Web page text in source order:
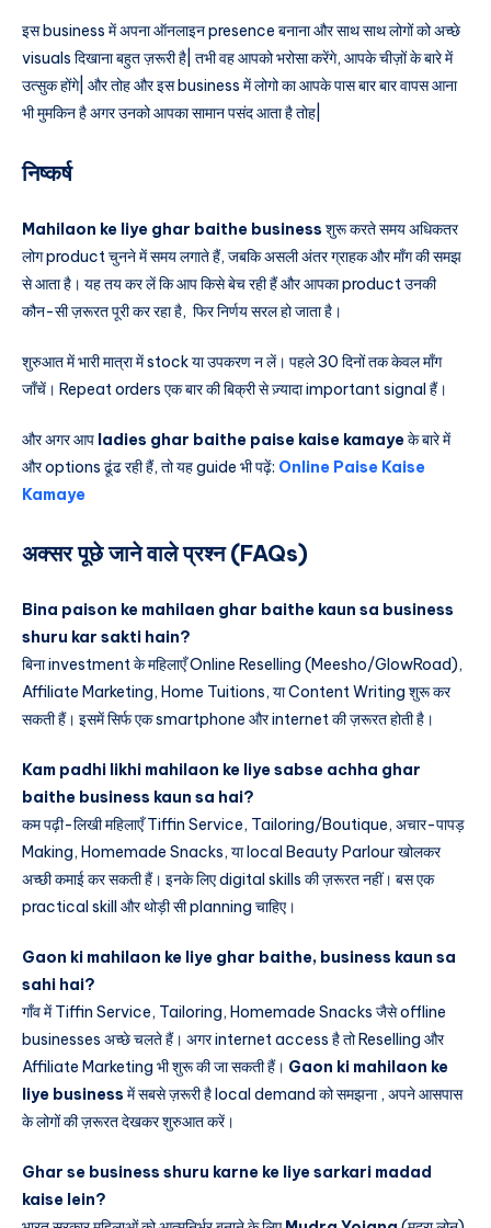
इस business में अपना ऑनलाइन presence बनाना और साथ साथ लोगों को अच्छे
visuals दिखाना बहुत ज़रूरी है| तभी वह आपको भरोसा करेंगे, आपके चीज़ों के बारे में
उत्सुक होंगे| और तोह और इस business में लोगो का आपके पास बार बार वापस आना
भी मुमकिन है अगर उनको आपका सामान पसंद आता है तोह|
निष्कर्ष
Mahilaon ke liye ghar baithe business शुरू करते समय अधिकतर
लोग product चुनने में समय लगाते हैं, जबकि असली अंतर ग्राहक और माँग की समझ
से आता है। यह तय कर लें कि आप किसे बेच रही हैं और आपका product उनकी
कौन-सी ज़रूरत पूरी कर रहा है, फिर निर्णय सरल हो जाता है।
शुरुआत में भारी मात्रा में stock या उपकरण न लें। पहले 30 दिनों तक केवल माँग
जाँचें। Repeat orders एक बार की बिक्री से ज़्यादा important signal हैं।
और अगर आप ladies ghar baithe paise kaise kamayeके बारे में
और options ढूंढ रही हैं, तो यह guide भी पढ़ें: Online Paise Kaise
Kamaye
अक्सर पूछे जाने वाले प्रश्न (FAQs)
Bina paison ke mahilaen ghar baithe kaun sa business
shuru kar sakti hain?
बिना investment के महिलाएँ Online Reselling (Meesho/GlowRoad),
Affiliate Marketing, Home Tuitions, या Content Writing शुरू कर
सकती हैं। इसमें सिर्फ एक smartphone और internet की ज़रूरत होती है।
Kam padhi likhi mahilaon ke liye sabse achha ghar
baithe business kaun sa hai?
कम पढ़ी-लिखी महिलाएँ Tiffin Service, Tailoring/Boutique, अचार-पापड़
Making, Homemade Snacks, या local Beauty Parlour खोलकर
अच्छी कमाई कर सकती हैं। इनके लिए digital skills की ज़रूरत नहीं। बस एक
practical skill और थोड़ी सी planning चाहिए।
Gaon ki mahilaon ke liye ghar baithe, business kaun sa
sahi hai?
गाँव में Tiffin Service, Tailoring, Homemade Snacks जैसे offline
businesses अच्छे चलते हैं। अगर internet access है तो Reselling और
Affiliate Marketing भी शुरू की जा सकती हैं। Gaon ki mahilaon ke
liye business में सबसे ज़रूरी है local demand को समझना , अपने आसपास
के लोगों की ज़रूरत देखकर शुरुआत करें।
Ghar se business shuru karne ke liye sarkari madad
kaise lein?